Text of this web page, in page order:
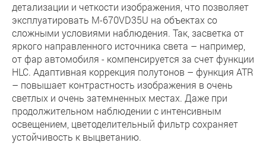
детализации и четкости изображения, что позволяет
эксплуатировать M-670VD35U на объектах со
сложными условиями наблюдения. Так, засветка от
яркого направленного источника света – например,
от фар автомобиля - компенсируется за счет функции
HLC. Адаптивная коррекция полутонов – функция ATR
– повышает контрастность изображения в очень
светлых и очень затемненных местах. Даже при
продолжительном наблюдении с интенсивным
освещением, цветоделительный фильтр сохраняет
устойчивость к выцветанию.